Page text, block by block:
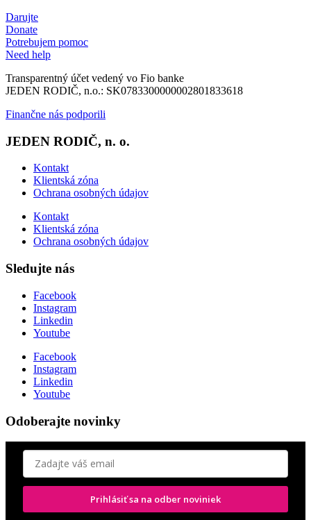
Darujte
Donate
Potrebujem pomoc
Need help
Transparentný účet vedený vo Fio banke
JEDEN RODIČ, n.o.: SK0783300000002801833618
Finančne nás podporili
JEDEN RODIČ, n. o.
Kontakt
Klientská zóna
Ochrana osobných údajov
Kontakt
Klientská zóna
Ochrana osobných údajov
Sledujte nás
Facebook
Instagram
Linkedin
Youtube
Facebook
Instagram
Linkedin
Youtube
Odoberajte novinky
Prihlásiť sa na odber noviniek